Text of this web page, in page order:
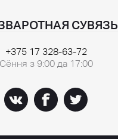
СУВЯЗЬ
+375 17 328-63-72
Сёння з 9:00 да 17:00